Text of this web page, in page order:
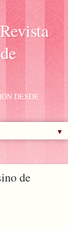
DESDE
▼
de